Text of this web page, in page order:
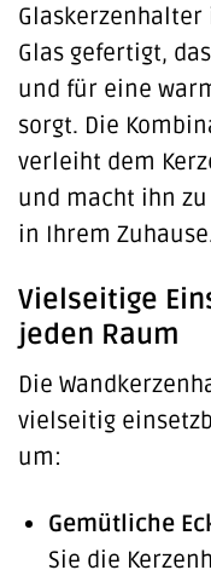
Glas gefertigt,
und für eine
sorgt. Die
verleiht dem
und macht ihn
in Ihrem
Vielseitige
jeden Raum
Die
vielseitig
um:
Gemütliche
Sie die